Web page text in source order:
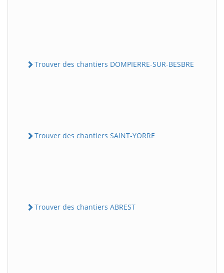
Trouver des chantiers DOMPIERRE-SUR-BESBRE
Trouver des chantiers SAINT-YORRE
Trouver des chantiers ABREST